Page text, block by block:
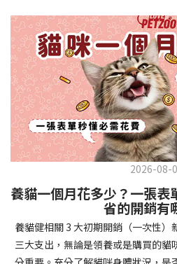
時立即獎勵。另外要處理的常見問題
每當出現不當行為，給予適當替代品
幼犬選擇正確行為時獎勵，這比責罵
的幼犬正處於社會化黃金期，這階段
安排幼犬接觸不同人類（包括兒童
等）、各種動物、交通工具和環境聲
情境中，逐漸增加複雜度。每次正面
犬對新事物的積極態度。進階技巧強
更複雜的技巧訓練。這包括遠距離控
多步驟動作等。使用延遲獎勵技巧，
也能保持良好行為。引入不同環境中
幫助幼犬在各種情境下都能聽從指令
是一次性的，而是需要持續維護。即
要定期複習，防止行為退化。將訓
下降，表示身體狀況不佳，應儘快就
檢查是否需要帶去看獸醫 如果拉肚子
可以先觀察，如果腹瀉超過 48 小時
嘔吐 應立即就醫。 透過這 5 個步驟
原因與嚴重程度，確保毛孩的腸胃健
議讓獸醫檢查，才能安心哦！🐾💖4
風險貓咪包含：幼貓、老貓、懷孕貓
身體狀況出現警訊時要特別注意，如
議直接尋求獸醫協助。2要訣判斷貓
的貓咪，如拉肚子超過2-3天，建議
供觀察紀錄給予獸醫師進行專業判斷
果飼主有發現貓咪拉肚子的情形，但
食方便相關，回想是否進食新的食
兩全其美！貓咪掉毛原因1. 皮膚問
見兇手！皮膚發炎、感染或是長期
康光澤並大量脫落。常見的皮膚問題
癬蟲等寄生蟲，甚至是皮膚過度乾燥
結痂、脫屑或異常氣味，同時伴隨掉
貓咪掉毛原因2. 過敏誰說只有人類
環境中的塵蟎、花粉、清潔劑，甚至
反應。過敏症狀不只是打噴嚏、流眼
問題。特別是食物過敏，更是常被忽
抓癢或舔舐特定部位，同時伴隨掉毛
咪掉毛原因3. 營養不足貓咪的毛髮
食中缺乏必要的蛋白質、脂肪酸（
6）、維生素或礦物質時，毛髮就會
落。長期餵食低品質或不均衡的貓糧
2026-08-
養貓一個月花多少？一張表
省的開銷有
養貓健相關 3 大初期開銷（一次性
三大支出，無論是領養或是購買的貓